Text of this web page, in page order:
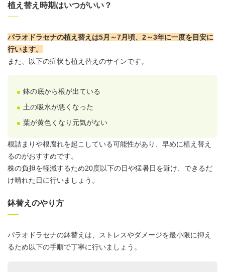
植え替え時期はいつがいい？
パラオドラセナの植え替えは5月～7月頃、2～3年に一度を目安に
行います。
また、以下の症状も植え替えのサインです。
鉢の底から根が出ている
土の吸水が悪くなった
葉が黄色くなり元気がない
根詰まりや根腐れを起こしている可能性があり、早めに植え替え
るのがおすすめです。
株の負担を軽減するため20度以下の日や猛暑日を避け、できるだ
け晴れた日に行いましょう。
鉢替えのやり方
パラオドラセナの鉢替えは、ストレスやダメージを最小限に抑え
るため以下の手順で丁寧に行いましょう。